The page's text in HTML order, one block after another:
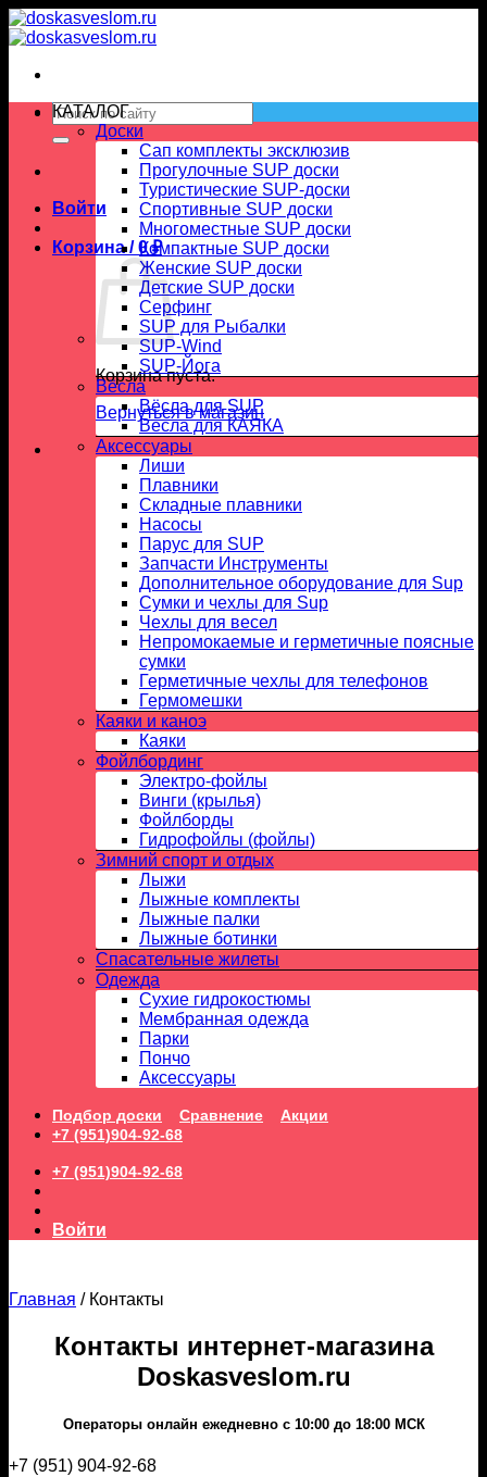
Skip
to
Искать:
Войти
Корзина /0₽
Корзина пуста.
Вернуться в магазин
КАТАЛОГ
Доски
Сап комплекты эксклюзив
Прогулочные SUP доски
Туристические SUP-доски
Спортивные SUP доски
Многоместные SUP доски
Компактные SUP доски
Женские SUP доски
Детские SUP доски
Серфинг
SUP для Рыбалки
SUP-Wind
SUP-Йога
Вёсла
Вёсла для SUP
Весла для КАЯКА
Аксессуары
Лиши
Плавники
Складные плавники
Насосы
Парус для SUP
Запчасти Инструменты
Дополнительное оборудование для Sup
Сумки и чехлы для Sup
Чехлы для весел
Непромокаемые и герметичные поясные
сумки
Герметичные чехлы для телефонов
Гермомешки
Каяки и каноэ
Каяки
Фойлбординг
Электро-фойлы
Винги (крылья)
Фойлборды
Гидрофойлы (фойлы)
Зимний спорт и отдых
Лыжи
Лыжные комплекты
Лыжные палки
Лыжные ботинки
Спасательные жилеты
Одежда
Сухие гидрокостюмы
Мембранная одежда
Парки
Пончо
Аксессуары
Подбор доски Сравнение
Акции
+7 (951)904-92-68
+7 (951)904-92-68
Войти
Главная /Контакты
Контакты интернет-магазина
Doskasveslom.ru
Операторы онлайн ежедневно с 10:00 до 18:00 МСК
+7 (951) 904-92-68